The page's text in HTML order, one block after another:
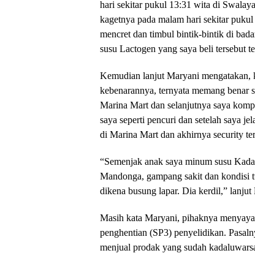
hari sekitar pukul 13:31 wita di
kagetnya pada malam hari sekitar
mencret dan timbul bintik-bintik di
susu Lactogen yang saya beli tersebut
Kemudian lanjut Maryani mengatakan,
kebenarannya, ternyata memang
Marina Mart dan selanjutnya saya
saya seperti pencuri dan setelah saya
di Marina Mart dan akhirnya security
“Semenjak anak saya minum susu
Mandonga, gampang sakit dan kondisi
dikena busung lapar. Dia kerdil,” lanjut
Masih kata Maryani, pihaknya
penghentian (SP3) penyelidikan.
menjual prodak yang sudah